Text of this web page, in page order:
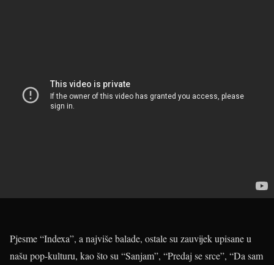
Pjesme “Indexa”, a najviše balade, ostale su zauvijek upisane u
našu pop-kulturu, kao što su “Sanjam”, “Predaj se srce”, “Da sam